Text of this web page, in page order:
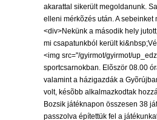
akarattal sikerült megoldanunk.
elleni mérkõzés után. A
<div>Nekünk a második hely
mi csapatunkból került
<img src="/gyirmot/gyirmot/
sportcsarnokban. Elõször 08.00
valamint a házigazdák a
volt, késõbb alkalmazkodtak
Bozsik játéknapon összesen 38
passzolva építettük fel a